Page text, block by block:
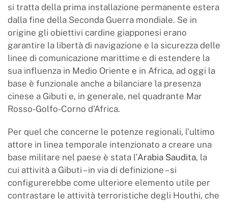
si tratta della prima installazione permanente estera
dalla fine della Seconda Guerra mondiale. Se in
origine gli obiettivi cardine giapponesi erano
garantire la libertà di navigazione e la sicurezza delle
linee di comunicazione marittime e di estendere la
sua influenza in Medio Oriente e in Africa, ad oggi la
base è funzionale anche a bilanciare la presenza
cinese a Gibuti e, in generale, nel quadrante Mar
Rosso-Golfo-Corno d’Africa.
Per quel che concerne le potenze regionali, l’ultimo
attore in linea temporale intenzionato a creare una
base militare nel paese è stata l’Arabia Saudita, la
cui attività a Gibuti – in via di definizione – si
configurerebbe come ulteriore elemento utile per
contrastare le attività terroristiche degli Houthi, che